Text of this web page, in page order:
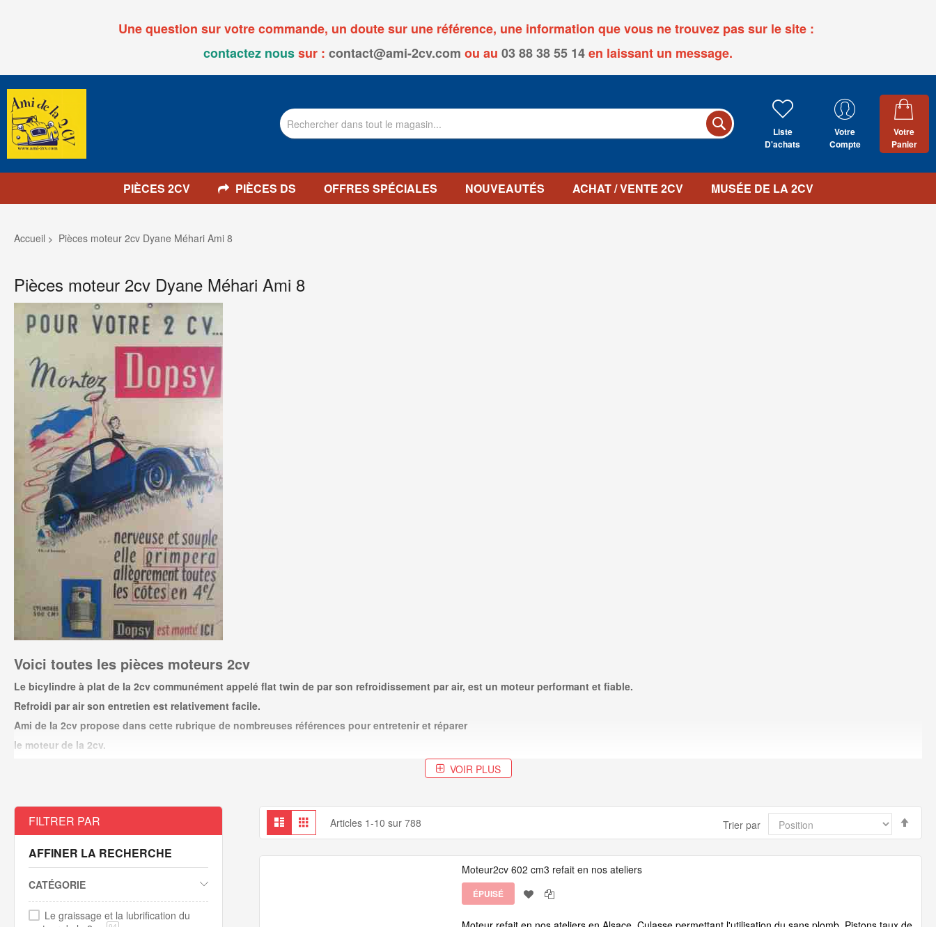
Une question sur votre commande, un doute sur une référence, une information que vous ne trouvez pas sur le site :
contactez noussur : contact@ami-2cv.com ou au 03 88 38 55 14en laissant un message.
Liste
D'achats
Votre
Compte
Votre
Panier
PIÈCES 2CV PIÈCES DS OFFRES SPÉCIALES NOUVEAUTÉS ACHAT / VENTE 2CV MUSÉE DE LA 2CV
Accueil Pièces moteur 2cv Dyane Méhari Ami 8
Pièces moteur 2cv Dyane Méhari Ami 8
Voici toutes les pièces moteurs 2cv
Le bicylindre à plat de la 2cv communément appelé flat twin de par son refroidissement par air, est un moteur performant et fiable.
Refroidi par air son entretien est relativement facile.
Ami de la 2cv propose dans cette rubrique de nombreuses références pour entretenir et réparer
le moteur de la 2cv.
Evaluez l'état de votre moteur 2cv à l'état des bougies
moteur Visa avec ses 652 cms permet d'augmenter la puissance de votre
* *Vérifier auprès de votre assurance et des autorités compétentes qu'une telle modification est permise par la législation
VOIR PLUS
Afficher
en
Liste GrilleArticles 1-10 sur788 Trier par
Moteur2cv 602 cm3 refait en nos ateliers
ÉPUISÉ
FILTRER PAR
AFFINER LA RECHERCHE
CATÉGORIE
Le graissage et la lubrification du